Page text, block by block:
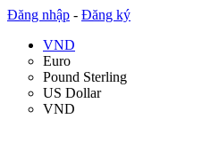
Đăng nhập - Đăng ký
VND
Euro
Pound Sterling
US Dollar
VND